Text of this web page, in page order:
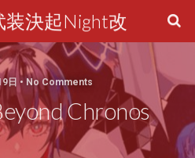
決起Night改
日 • No Comments
Chronos